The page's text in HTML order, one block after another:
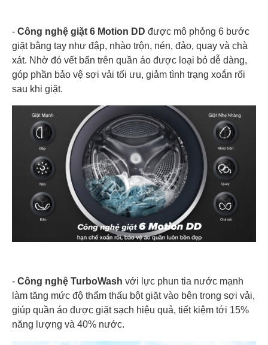
- Công nghệ giặt 6 Motion DD được mô phỏng 6 bước
giặt bằng tay như đập, nhào trộn, nén, đảo, quay và chà
xát. Nhờ đó vết bẩn trên quần áo được loại bỏ dễ dàng,
góp phần bảo vệ sợi vải tối ưu, giảm tình trạng xoắn rối
sau khi giặt.
- Công nghệ TurboWash với lực phun tia nước mạnh
làm tăng mức độ thẩm thấu bột giặt vào bên trong sợi vải,
giúp quần áo được giặt sạch hiệu quả, tiết kiệm tới 15%
năng lượng và 40% nước.